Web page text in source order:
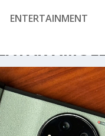
ENTERTAINMENT